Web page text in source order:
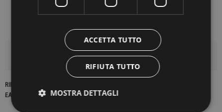
DETTAGLI DEL PRODOTTO
RIFERIMENTO
EAN13
2900000431416
ACCETTA TUTTO
RIFIUTA TUTTO
MOSTRA DETTAGLI